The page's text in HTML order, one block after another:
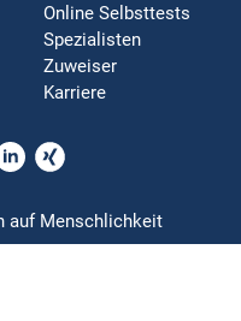
Online Selbsttests
Spezialisten
Zuweiser
Karriere
auf Menschlichkeit